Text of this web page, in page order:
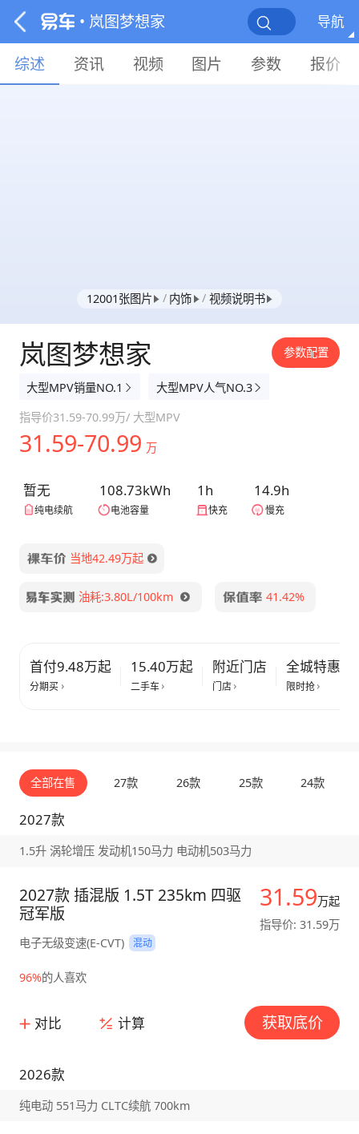
• 岚图梦想家 导航
综述 资讯 视频 图片 参数 报价
12001张图片 / 内饰 / 视频说明书
岚图梦想家 参数配置
大型MPV销量NO.1
大型MPV人气NO.3
指导价31.59-70.99万/ 大型MPV
31.59-70.99 万
暂无
纯电续航
108.73kWh
电池容量
1h
快充
14.9h
慢充
当地42.49万起
油耗:3.80L/100km 41.42%
首付9.48万起
分期买
15.40万起
二手车
附近门店
门店
全城特惠
限时抢
全部在售 27款 26款 25款 24款
2027款
1.5升 涡轮增压 发动机150马力 电动机503马力
31.59万起
指导价: 31.59万
2027款 插混版 1.5T 235km 四驱
冠军版
电子无级变速(E-CVT) 混动
96%的人喜欢
对比 计算 获取底价
2026款
纯电动 551马力 CLTC续航 700km